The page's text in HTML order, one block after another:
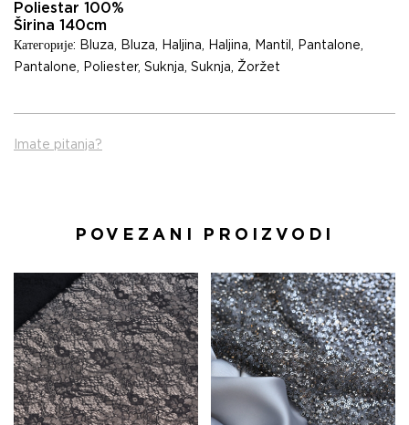
Poliestar 100%
Širina 140cm
Категорије: Bluza, Bluza, Haljina, Haljina, Mantil , Pantalone,
Pantalone, Poliester, Suknja, Suknja, Žoržet
Imate pitanja?
POVEZANI PROIZVODI